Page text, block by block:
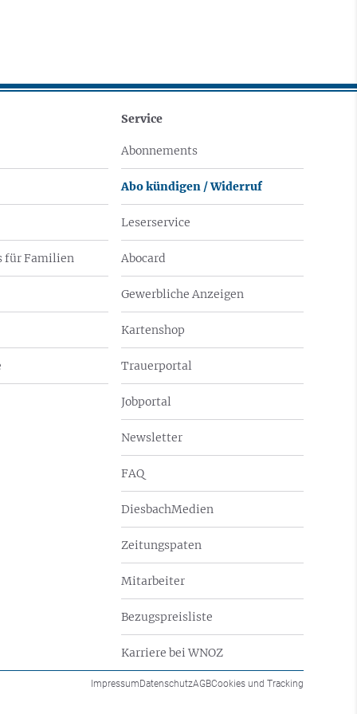
für Familien
Service
Abonnements
Abo kündigen / Widerruf
Leserservice
Abocard
Gewerbliche Anzeigen
Kartenshop
Trauerportal
Jobportal
Newsletter
FAQ
DiesbachMedien
Zeitungspaten
Mitarbeiter
Bezugspreisliste
Karriere bei WNOZ
ImpressumDatenschutzAGBCookies und Tracking